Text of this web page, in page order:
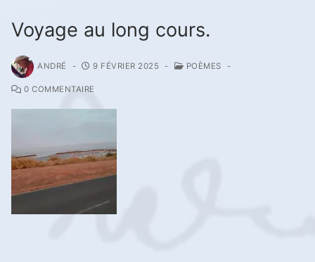
Voyage au long cours.
ANDRÉ - 9 FÉVRIER 2025 - POÈMES -
0 COMMENTAIRE